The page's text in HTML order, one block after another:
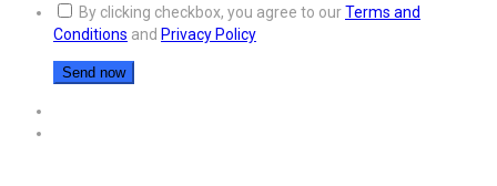
By clicking checkbox, you agree to ourTerms and
Conditions and Privacy Policy